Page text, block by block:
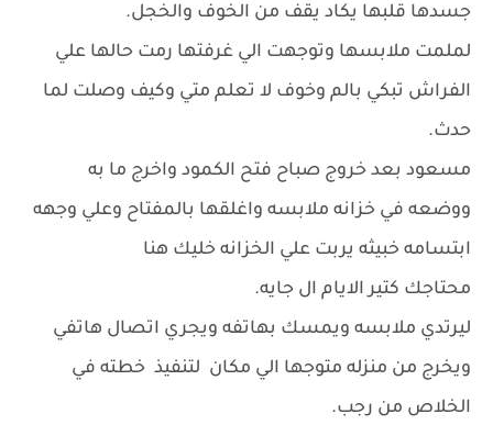
جسدها قلبها يكاد يقف من الخوف والخجل.
لملمت ملابسها وتوجهت الي غرفتها رمت حالها علي
الفراش تبكي بالم وخوف لا تعلم متي وكيف وصلت لما
حدث.
مسعود بعد خروج صباح فتح الكمود واخرج ما به
ووضعه في خزانه ملابسه واغلقها بالمفتاح وعلي وجهه
ابتسامه خبيثه يربت علي الخزانه خليك هنا
محتاجك كتير الايام ال جايه.
ليرتدي ملابسه ويمسك بهاتفه ويجري اتصال هاتفي
ويخرج من منزله متوجها الي مكان لتنفيذ خطته في
الخلاص من رجب.